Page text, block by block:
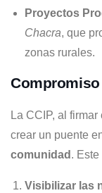
Proyectos
Chacra, que
zonas rurales.
La CCIP, al
crear un puente
comunidad .
Visibilizar las